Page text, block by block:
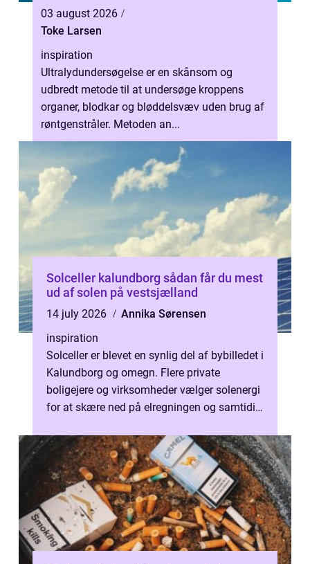
03 august 2026
Toke Larsen
inspiration
Ultralydundersøgelse er en skånsom og
udbredt metode til at undersøge kroppens
organer, blodkar og bløddelsvæv uden brug af
røntgenstråler. Metoden an...
Solceller kalundborg sådan får du mest
ud af solen på vestsjælland
14 july 2026
Annika Sørensen
inspiration
Solceller er blevet en synlig del af bybilledet i
Kalundborg og omegn. Flere private
boligejere og virksomheder vælger solenergi
for at skære ned på elregningen og samtidig